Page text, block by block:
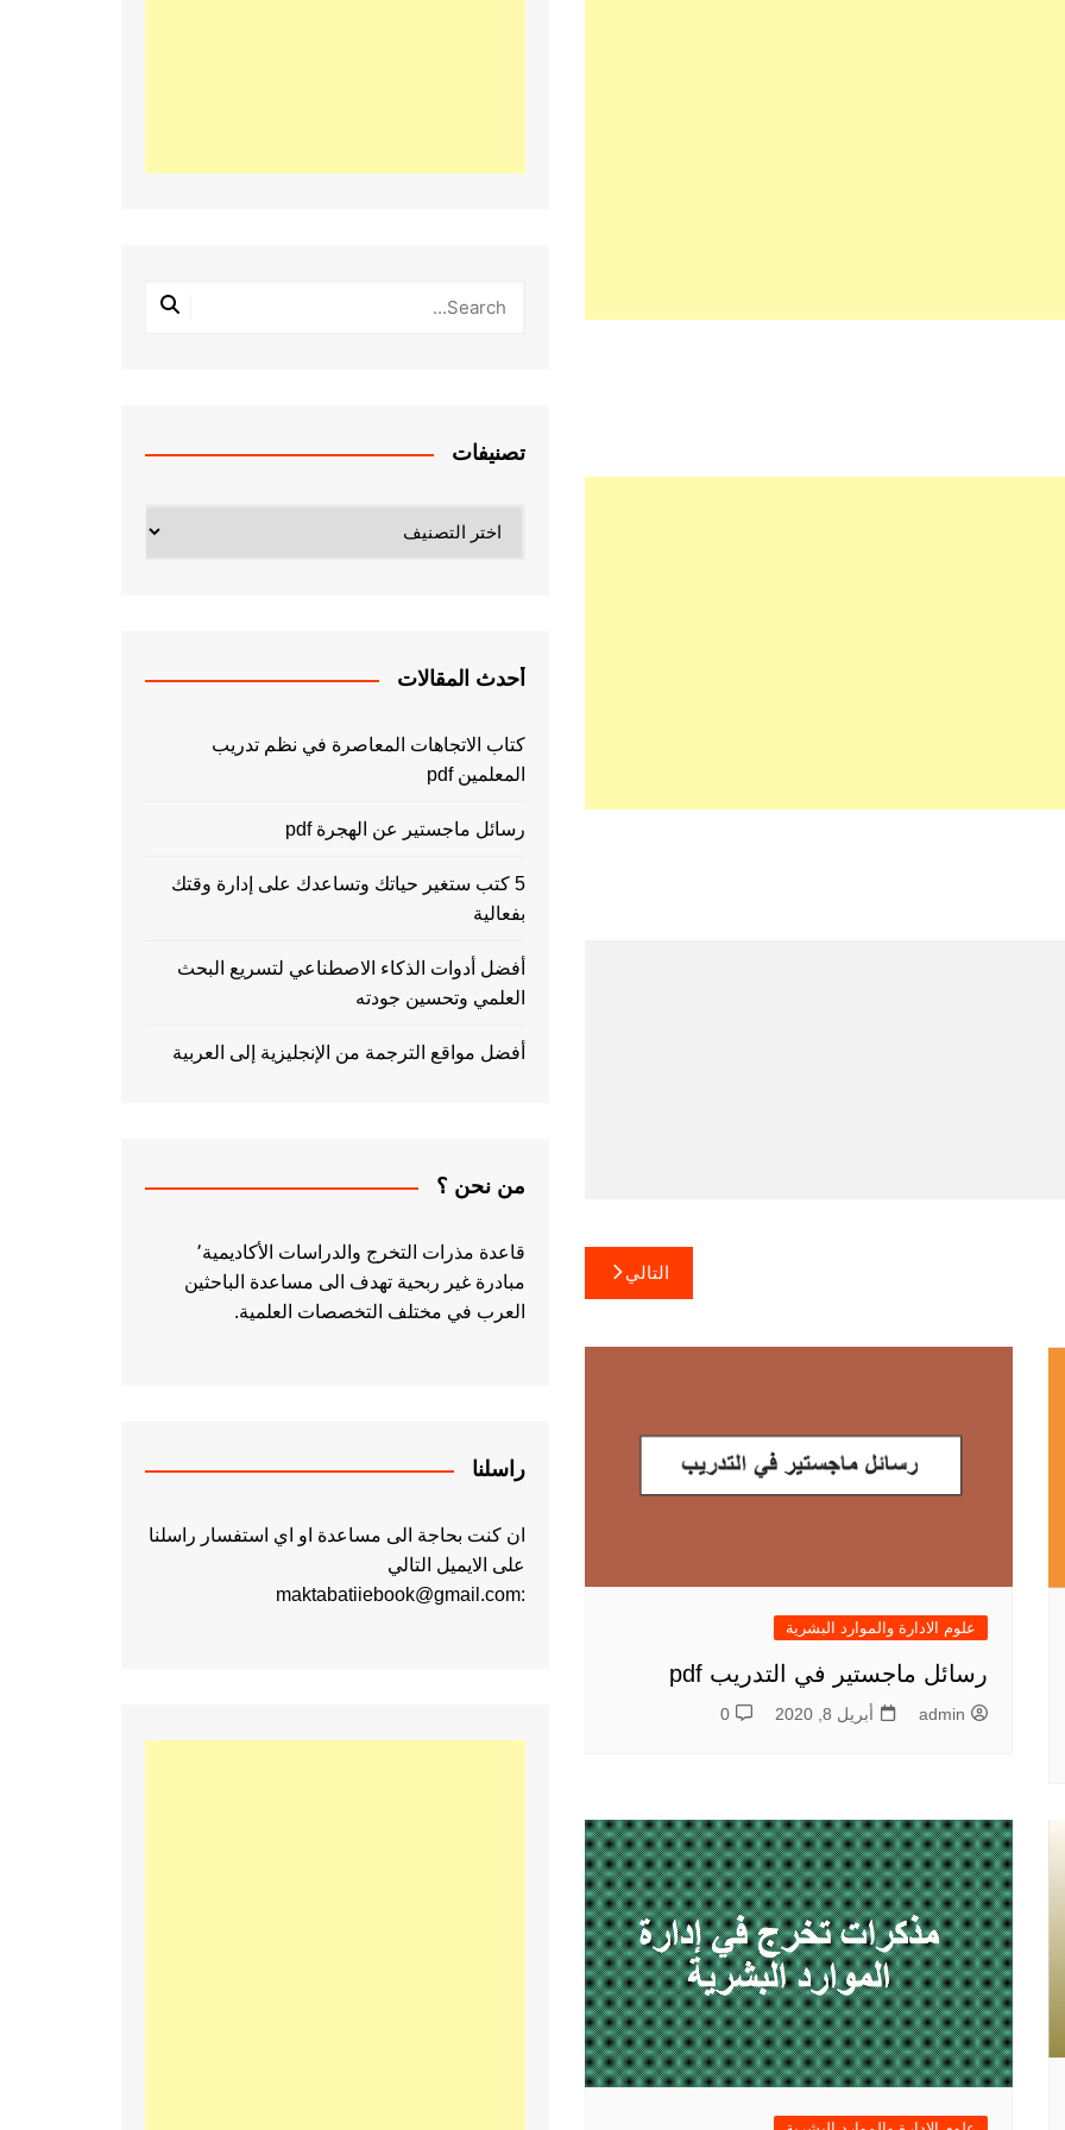
التالي
علوم الادارة والموارد البشرية
رسائل ماجستير في التدريب pdf
admin أبريل 8, 2020 0
تصنيفات
أحدث المقالات
كتاب الاتجاهات المعاصرة في نظم تدريب
المعلمين pdf
رسائل ماجستير عن الهجرة pdf
5 كتب ستغير حياتك وتساعدك على إدارة وقتك
بفعالية
أفضل أدوات الذكاء الاصطناعي لتسريع البحث
العلمي وتحسين جودته
أفضل مواقع الترجمة من الإنجليزية إلى العربية
من نحن ؟
قاعدة مذرات التخرج والدراسات الأكاديمية٬
مبادرة غير ربحية تهدف الى مساعدة الباحثين
العرب في مختلف التخصصات العلمية.
راسلنا
ان كنت بحاجة الى مساعدة او اي استفسار راسلنا
على الايميل التالي
:maktabatiiebook@gmail.com